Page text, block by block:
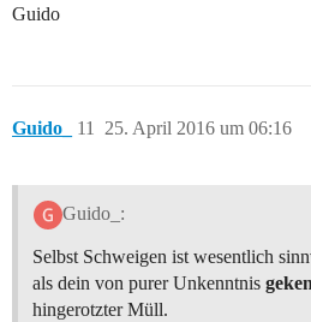
Guido
Guido_ 25. April 2016 um 06:16
11
Guido_:
Selbst Schweigen ist wesentlich
als dein von purer Unkenntnis
hingerotzter Müll.